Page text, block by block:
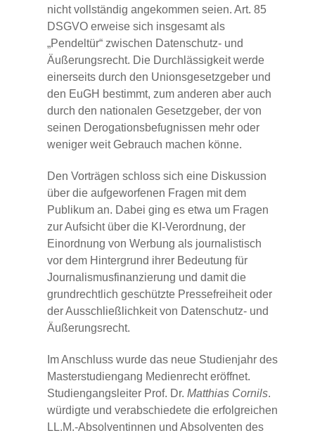
nicht vollständig angekommen seien. Art. 85
DSGVO erweise sich insgesamt als
„Pendeltür“ zwischen Datenschutz- und
Äußerungsrecht. Die Durchlässigkeit werde
einerseits durch den Unionsgesetzgeber und
den EuGH bestimmt, zum anderen aber auch
durch den nationalen Gesetzgeber, der von
seinen Derogationsbefugnissen mehr oder
weniger weit Gebrauch machen könne.
Den Vorträgen schloss sich eine Diskussion
über die aufgeworfenen Fragen mit dem
Publikum an. Dabei ging es etwa um Fragen
zur Aufsicht über die KI-Verordnung, der
Einordnung von Werbung als journalistisch
vor dem Hintergrund ihrer Bedeutung für
Journalismusfinanzierung und damit die
grundrechtlich geschützte Pressefreiheit oder
der Ausschließlichkeit von Datenschutz- und
Äußerungsrecht.
Im Anschluss wurde das neue Studienjahr des
Masterstudiengang Medienrecht eröffnet.
Studiengangsleiter Prof. Dr. Matthias Cornils.
würdigte und verabschiedete die erfolgreichen
LL.M.-Absolventinnen und Absolventen des